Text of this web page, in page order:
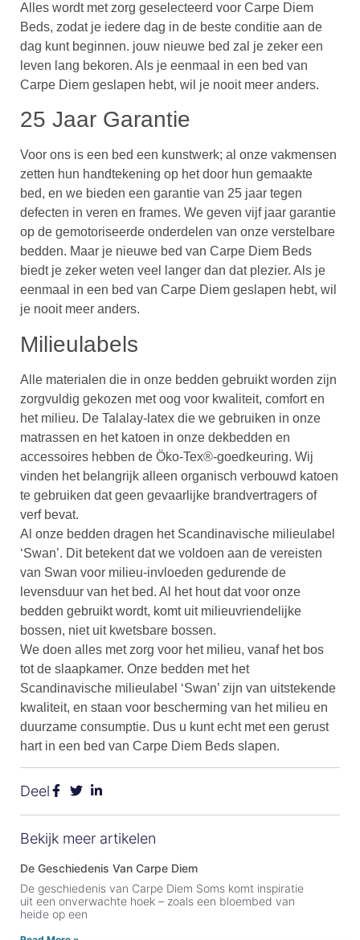
Alles wordt met zorg geselecteerd voor Carpe Diem
Beds, zodat je iedere dag in de beste conditie aan de
dag kunt beginnen. jouw nieuwe bed zal je zeker een
leven lang bekoren. Als je eenmaal in een bed van
Carpe Diem geslapen hebt, wil je nooit meer anders.
25 Jaar Garantie
Voor ons is een bed een kunstwerk; al onze vakmensen
zetten hun handtekening op het door hun gemaakte
bed, en we bieden een garantie van 25 jaar tegen
defecten in veren en frames. We geven vijf jaar garantie
op de gemotoriseerde onderdelen van onze verstelbare
bedden. Maar je nieuwe bed van Carpe Diem Beds
biedt je zeker weten veel langer dan dat plezier. Als je
eenmaal in een bed van Carpe Diem geslapen hebt, wil
je nooit meer anders.
Milieulabels
Alle materialen die in onze bedden gebruikt worden zijn
zorgvuldig gekozen met oog voor kwaliteit, comfort en
het milieu. De Talalay-latex die we gebruiken in onze
matrassen en het katoen in onze dekbedden en
accessoires hebben de Öko-Tex®-goedkeuring. Wij
vinden het belangrijk alleen organisch verbouwd katoen
te gebruiken dat geen gevaarlijke brandvertragers of
verf bevat.
Al onze bedden dragen het Scandinavische milieulabel
‘Swan’. Dit betekent dat we voldoen aan de vereisten
van Swan voor milieu-invloeden gedurende de
levensduur van het bed. Al het hout dat voor onze
bedden gebruikt wordt, komt uit milieuvriendelijke
bossen, niet uit kwetsbare bossen.
We doen alles met zorg voor het milieu, vanaf het bos
tot de slaapkamer. Onze bedden met het
Scandinavische milieulabel ‘Swan’ zijn van uitstekende
kwaliteit, en staan voor bescherming van het milieu en
duurzame consumptie. Dus u kunt echt met een gerust
hart in een bed van Carpe Diem Beds slapen.
Deel
Bekijk meer artikelen
De Geschiedenis Van Carpe Diem
De geschiedenis van Carpe Diem Soms komt inspiratie
uit een onverwachte hoek – zoals een bloembed van
heide op een